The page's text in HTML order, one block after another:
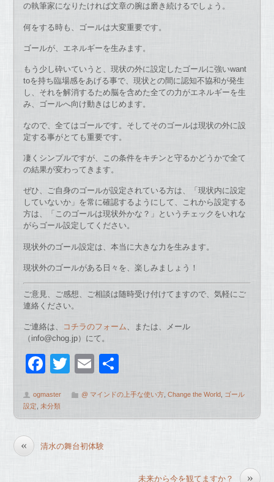
の執筆家になりたければ文章の腕は磨き続けるでしょう。
何をする時も、ゴールは大変重要です。
ゴールが、エネルギーを生みます。
もう少し砕いていうと、現状の外に設定したゴールに強いwant
toを持ち臨場感をあげる事で、現状との間に認知不協和が発生
し、それを解消するため脳を含めた全ての力がエネルギーを生
み、ゴールへ向け動きはじめます。
なので、全てはゴールです。そしてそのゴールは現状の外に設
定する事がとても重要です。
凄くシンプルですが、この条件をキチンと守るかどうかで全て
の結果が変わってきます。
ぜひ、ご自身のゴールが設定されている方は、「現状内に設定
していないか」を常に確認するようにして、これから設定する
方は、「このゴールは現状外かな？」というチェックをいれな
がらゴール設定してください。
現状外のゴール設定は、本当に大きな力を生みます。
現状外のゴールがある日々を、楽しみましょう！
ご意見、ご感想、ご相談は随時受け付けてますので、気軽にご
連絡ください。
ご連絡は、 コチラのフォーム、または、メール
（ info@chog.jp） にて。
F
c
e
b
T
tt
er
E
ail
ogmaster @ マインドの上手な使い方 ,Change the World
ゴール
設定 ,未分類
« 清水の舞台初体験
»
未来から今を観てますか？